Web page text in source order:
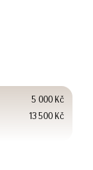
5 000 Kč
13 500 Kč